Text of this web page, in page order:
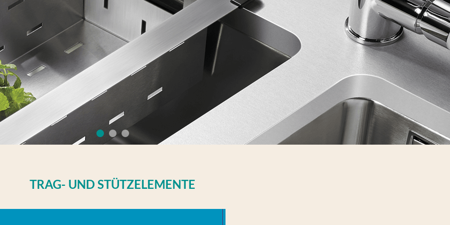
TRAG- UND STÜTZELEMENTE